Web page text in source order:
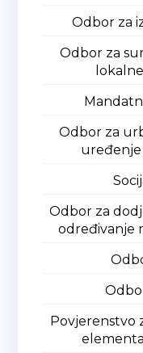
Odbor za
Odbor za
Odbor za
uređenje
Odbor za
određivanje
Povjerenstvo